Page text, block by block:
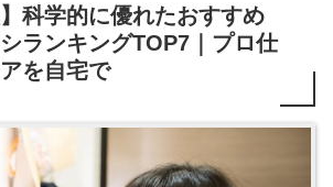
】科学的に優れたおすすめ
ランキングTOP7｜プロ仕
を自宅で